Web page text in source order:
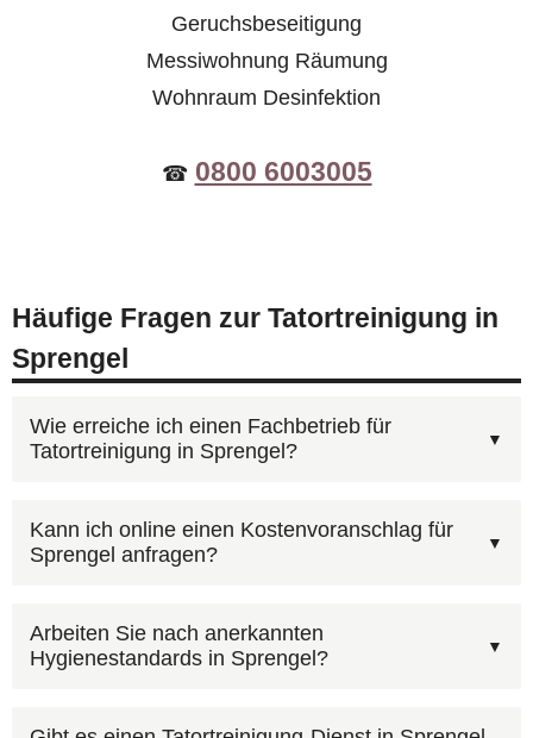
Geruchsbeseitigung
Messiwohnung Räumung
Wohnraum Desinfektion
☎ 0800 6003005
Häufige Fragen zur Tatortreinigung in
Sprengel
Wie erreiche ich einen Fachbetrieb für
Tatortreinigung in Sprengel?
Kontaktieren Sie AST Deutschland unter
0800 6003005— kostenfrei und rund um die Uhr.
Kostenvoranschlag für die Tatortreinigung in
Sprengel. Alternativ: Kontaktformular
Kann ich online einen Kostenvoranschlag für
Sprengel anfragen?
Ja, über unserKontaktformular
hochladen. Bilder der betroffenen Räume helfen
Arbeiten Sie nach anerkannten
Hygienestandards in Sprengel?
Die Sachkunde nach IfSG ist eine spezielle